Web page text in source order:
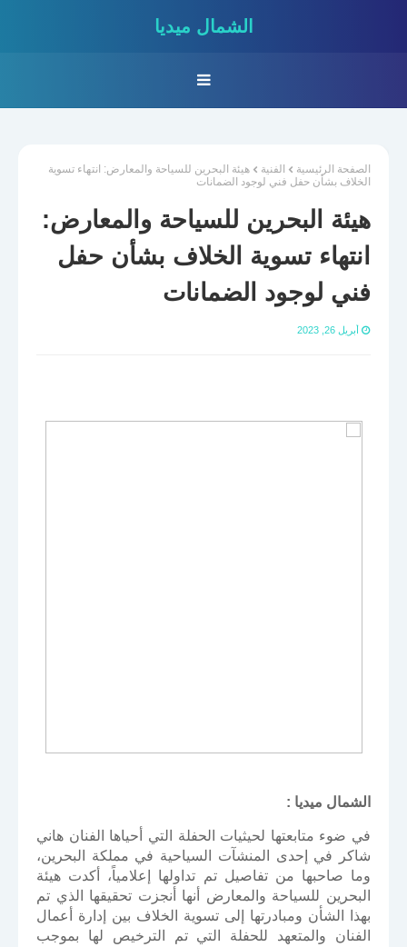
الشمال ميديا
الصفحة الرئيسية الفنية
هيئة البحرين للسياحة والمعارض: انتهاء تسوية
الخلاف بشأن حفل فني لوجود الضمانات
هيئة البحرين للسياحة والمعارض:
انتهاء تسوية الخلاف بشأن حفل
فني لوجود الضمانات
أبريل 26, 2023
الشمال ميديا :
في ضوء متابعتها لحيثيات الحفلة التي أحياها الفنان هاني
شاكر في إحدى المنشآت السياحية في مملكة البحرين،
وما صاحبها من تفاصيل تم تداولها إعلامياً، أكدت هيئة
البحرين للسياحة والمعارض أنها أنجزت تحقيقها الذي تم
بهذا الشأن ومبادرتها إلى تسوية الخلاف بين إدارة أعمال
الفنان والمتعهد للحفلة التي تم الترخيص لها بموجب